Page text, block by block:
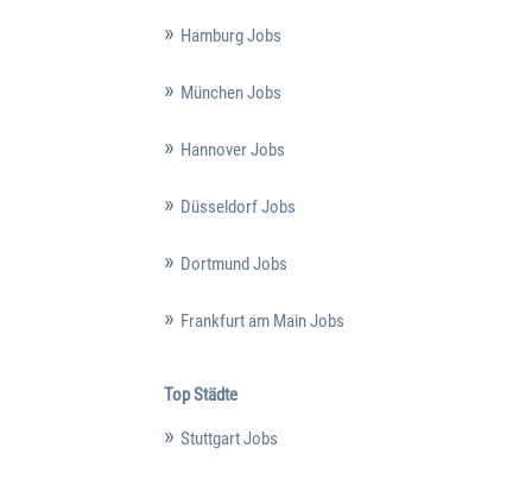
Hamburg Jobs
München Jobs
Hannover Jobs
Düsseldorf Jobs
Dortmund Jobs
Frankfurt am Main Jobs
Top Städte
Stuttgart Jobs